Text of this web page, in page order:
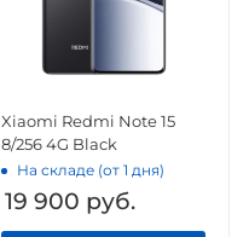
Xiaomi Redmi Note 15
8/256 4G Black
На складе (от 1 дня)
19 900 руб.